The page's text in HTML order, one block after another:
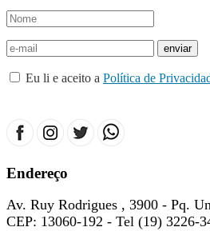
Eu li e aceito a Política de
Endereço
Av. Ruy Rodrigues , 3900 - Pq.
CEP: 13060-192 - Tel (19) 3226-